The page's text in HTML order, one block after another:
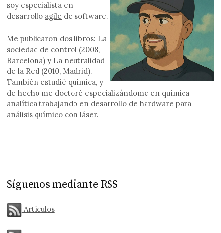
soy especialista en
desarrollo agile de software.
Me publicaron dos libros: La
sociedad de control (2008,
Barcelona) y La neutralidad
de la Red (2010, Madrid).
También estudié química, y
de hecho me doctoré especializándome en química
analítica trabajando en desarrollo de hardware para
análisis químico con láser.
Síguenos mediante RSS
Artículos